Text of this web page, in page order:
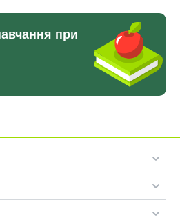
при